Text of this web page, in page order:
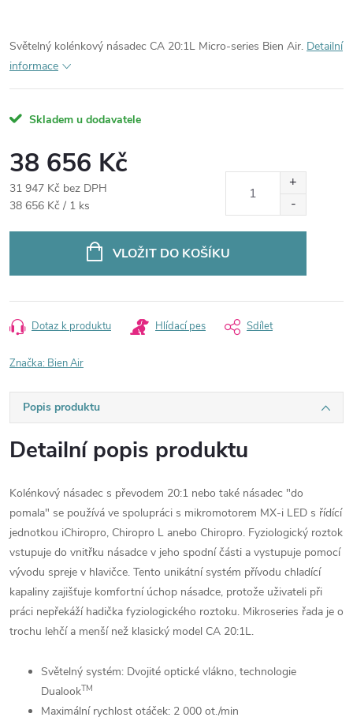
Světelný kolénkový násadec CA 20:1L Micro-series Bien Air. Detailní
informace
Skladem u dodavatele
38 656 Kč
31 947 Kč bez DPH
Měrná
38 656 Kč / 1 ks
VLOŽIT DO KOŠÍKU
Dotaz k produktu Hlídací pes Sdílet
Značka: Bien Air
Popis produktu
Detailní popis produktu
Kolénkový násadec s převodem 20:1 nebo také násadec "do
pomala" se používá ve spolupráci s mikromotorem MX-i LED s řídící
jednotkou iChiropro, Chiropro L anebo Chiropro. Fyziologický roztok
vstupuje do vnitřku násadce v jeho spodní části a vystupuje pomocí
vývodu spreje v hlavičce. Tento unikátní systém přívodu chladící
kapaliny zajišťuje komfortní úchop násadce, protože uživateli při
práci nepřekáží hadička fyziologického roztoku. Mikroseries řada je o
trochu lehčí a menší než klasický model CA 20:1L.
Světelný systém: Dvojité optické vlákno, technologie
DualookTM
Maximální rychlost otáček: 2 000 ot./min